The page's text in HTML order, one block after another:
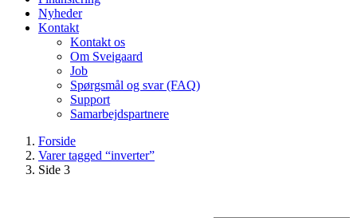
Nyheder
Kontakt
Kontakt os
Om Sveigaard
Job
Spørgsmål og svar (FAQ)
Support
Samarbejdspartnere
Forside
Varer tagged “inverter”
Side 3